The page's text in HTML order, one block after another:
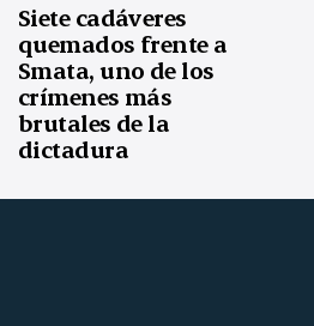
Siete cadáveres
quemados frente a
Smata, uno de los
crímenes más
brutales de la
dictadura